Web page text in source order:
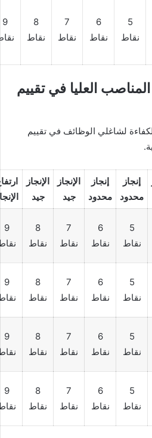
5
نقاط
6
نقاط
7
نقاط
8
نقاط
9
المناصب العليا في تقييم
لشاغلي الوظائف في تقييم
إنجاز
محدود
إنجاز
محدود
الإنجاز
جيد
الإنجاز
جيد
5
نقاط
6
نقاط
7
نقاط
8
نقاط
9
5
نقاط
6
نقاط
7
نقاط
8
نقاط
9
5
نقاط
6
نقاط
7
نقاط
8
نقاط
9
5
نقاط
6
نقاط
7
نقاط
8
نقاط
9